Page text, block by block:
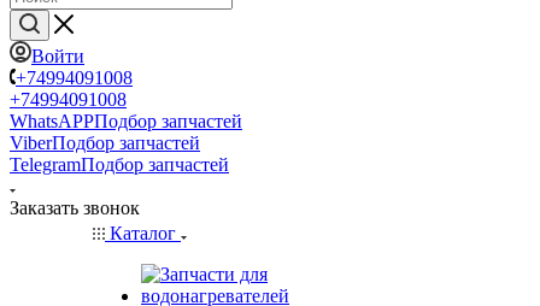
Войти
+74994091008
+74994091008
WhatsAPPПодбор запчастей
ViberПодбор запчастей
TelegramПодбор запчастей
Заказать звонок
Каталог